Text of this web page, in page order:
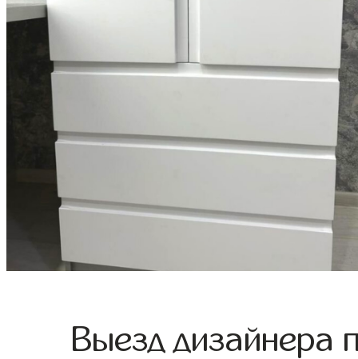
Выезд дизайнера